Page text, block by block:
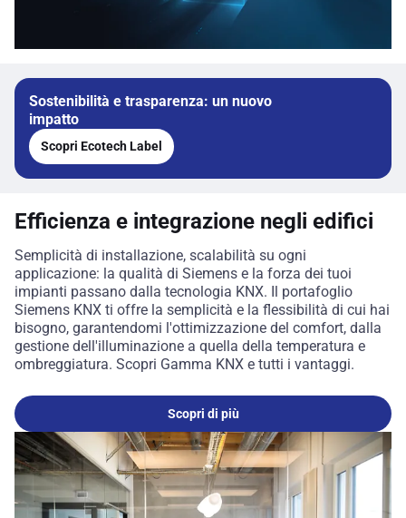
Sostenibilità e trasparenza: un nuovo
impatto
Scopri Ecotech Label
Efficienza e integrazione negli edifici
Semplicità di installazione, scalabilità su ogni
applicazione: la qualità di Siemens e la forza dei tuoi
impianti passano dalla tecnologia KNX. Il portafoglio
Siemens KNX ti offre la semplicità e la flessibilità di cui hai
bisogno, garantendomi l'ottimizzazione del comfort, dalla
gestione dell'illuminazione a quella della temperatura e
ombreggiatura. Scopri Gamma KNX e tutti i vantaggi.
Scopri di più